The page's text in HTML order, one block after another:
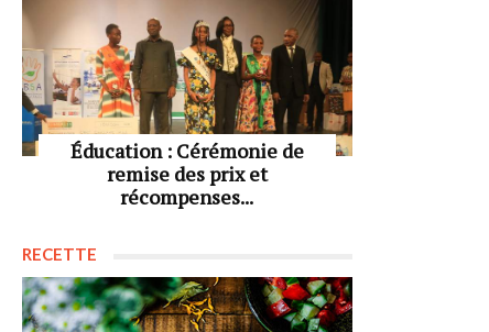
Éducation : Cérémonie de
remise des prix et
récompenses...
RECETTE